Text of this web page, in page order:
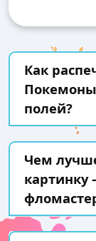
Как
Покемоны
полей?
Чем